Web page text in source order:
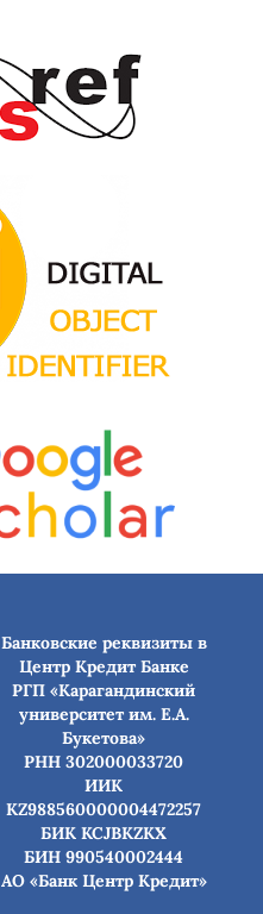
Банковские реквизиты в
Центр Кредит Банке
РГП «Карагандинский
университет им. Е.А.
Букетова»
РНН 302000033720
ИИК
KZ988560000004472257
БИК КСJBKZKX
БИН 990540002444
АО «Банк Центр Кредит»